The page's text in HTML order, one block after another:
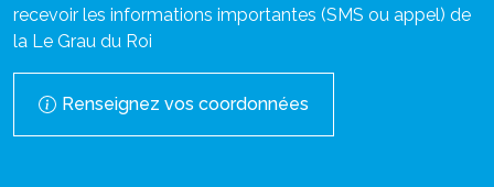
recevoir les informations importantes (SMS ou appel) de
la Le Grau du Roi
Renseignez vos coordonnées